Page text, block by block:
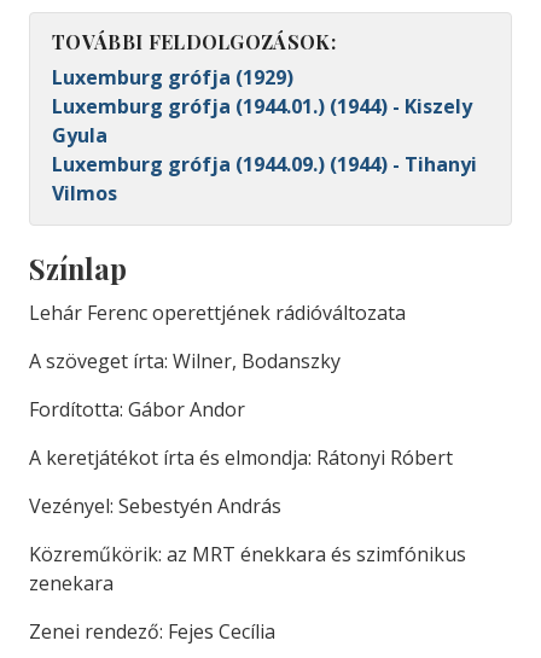
TOVÁBBI FELDOLGOZÁSOK:
Luxemburg grófja (1929)
Luxemburg grófja (1944.01.) (1944) - Kiszely
Gyula
Luxemburg grófja (1944.09.) (1944) - Tihanyi
Vilmos
Színlap
Lehár Ferenc operettjének rádióváltozata
A szöveget írta: Wilner, Bodanszky
Fordította: Gábor Andor
A keretjátékot írta és elmondja: Rátonyi Róbert
Vezényel: Sebestyén András
Közreműkörik: az MRT énekkara és szimfónikus
zenekara
Zenei rendező: Fejes Cecília